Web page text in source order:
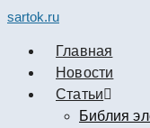
sartok.ru
Главная
Новости
Cтатьи
Библия